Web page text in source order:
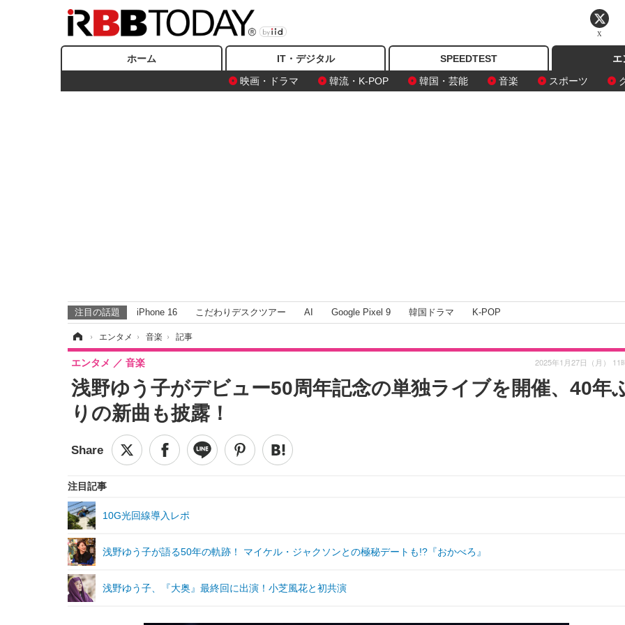
ホーム IT・デジタル SPEEDTEST
エ
映画・ドラマ
韓流・K-POP 韓国・芸能 音楽 スポーツ
注目の話題 iPhone 16 こだわりデスクツアー AI Google Pixel 9 韓国ドラマ K-POP
› エンタメ › 音楽 › 記事
浅野ゆう子がデビュー50周年記念の単独ライブを開催、40年
りの新曲も披露！
エンタメ 音楽 2025年1月27日（月） 11
注目記事
10G光回線導入レポ
浅野ゆう子が語る50年の軌跡！ マイケル・ジャクソンとの極秘デートも!?『おかべろ』
浅野ゆう子、『大奥』最終回に出演！小芝風花と初共演
X